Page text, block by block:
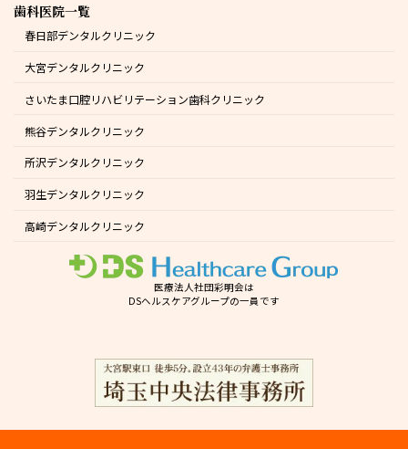
歯科医院一覧
春日部デンタルクリニック
大宮デンタルクリニック
さいたま口腔リハビリテーション歯科クリニック
熊谷デンタルクリニック
所沢デンタルクリニック
羽生デンタルクリニック
高崎デンタルクリニック
医療法人社団彩明会は
DSヘルスケアグループの一員です